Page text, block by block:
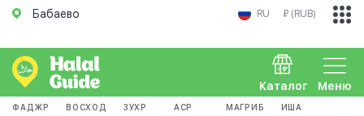
Бабаево RU ₽ (RUB)
Меню
Каталог
ФАДЖР ВОСХОД ЗУХР АСР МАГРИБ ИША